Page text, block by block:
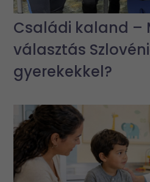
Családi kaland –
választás
gyerekekkel?